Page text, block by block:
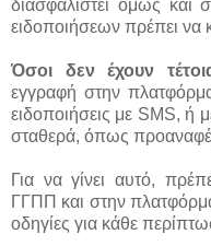
διασφαλιστεί όμως
ειδοποιήσεων πρέπει
Όσοι δεν έχουν
εγγραφή στην
ειδοποιήσεις με SMS, ή
σταθερά, όπως
Για να γίνει αυτό,
ΓΓΠΠ και στην
οδηγίες για κάθε